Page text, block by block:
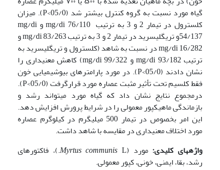
گیاه مورد نسبت به گروه کنترل بیشتر شد (05/0>P). میزان
کلسترول در تیمار 2 و 3 به ترتیب mg/di 76/110 و mg/di
54/137و تری­گلیسرید در تیمار 2 و 3 به ترتیب mg/di 83/263 و
mg/di 16/282 در نسبت به شاهد (کلسترول و تری­گلیسرید به
ترتیب mg/di 93/182 و mg/di 99/322) کاهش معنی­داری را
نشان دادند (05/0>P). در مورد پارامترهای بیوشیمیایی خون
فقط کلسیم تحت تأثیر مثبت عصاره مورد قرارگرفت (05/0>P).
درمجموع نتایج نشان داد که گیاه مورد می­تواند رشد و
بازماندگی ماهی­کپور معمولی را در شرایط پرورش افزایش دهد.
این امر بخصوص در تیمار 500 میلی­گرم در کیلوگرم عصاره
مورد اختلاف معنی­داری در مقایسه با شاهد داشت.
واژه­های کلیدی: مورد ( Myrtus communisL.)، فاکتورهای
رشد، بقا، ایمنی، خونی، کپور معمولی.